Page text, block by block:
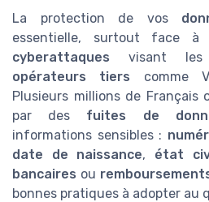
La protection de vos
essentielle, surtout face à
cyberattaques visant
opérateurs tiers comme
Plusieurs millions de Français
par des fuites de
informations sensibles :
date de naissance, état
bancaires ou
bonnes pratiques à adopter au